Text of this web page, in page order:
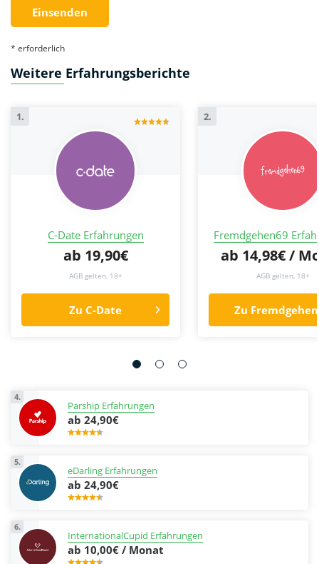
* erforderlich
Weitere Erfahrungsberichte
1.
C-Date Erfahrungen
ab 19,90€
AGB gelten, 18+
Zu C-Date
2.
Fremdgehen69
ab 14,98€ /
AGB gelten, 18+
Zu
4.
Parship Erfahrungen
ab 24,90€
5.
eDarling Erfahrungen
ab 24,90€
6.
InternationalCupid Erfahrungen
ab 10,00€ / Monat